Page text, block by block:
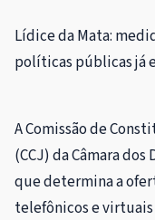
Lídice da Mata:
políticas públicas já
A Comissão de
(CCJ) da Câmara
que determina a
telefônicos e